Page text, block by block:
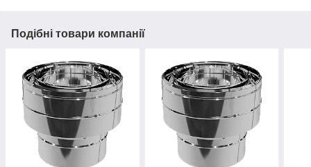
Подібні товари компанії